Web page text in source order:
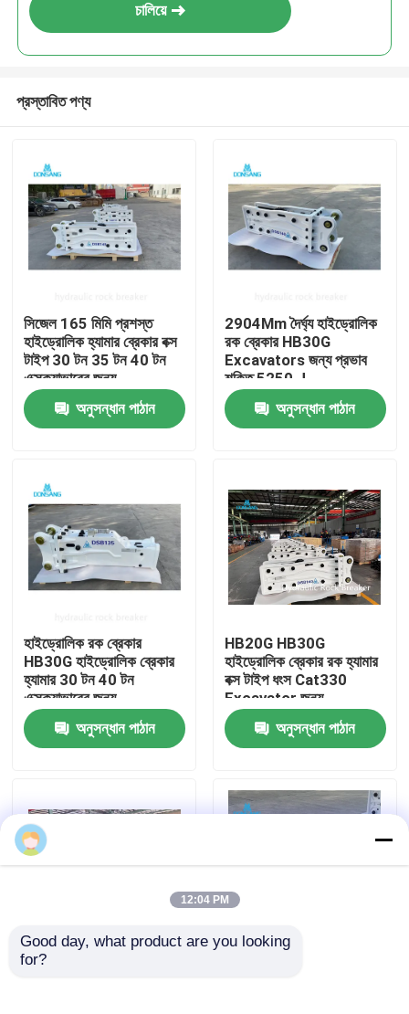
বাড়ি
পণ্য
আমাদের সম্পর্কে
কারখানা ভ্রমণ
যোগাযোগ করুন
হাইড্রোলিক রক ব্রেকার
চালিয়ে
প্রস্তাবিত পণ্য
সিজেল 165 মিমি প্রশস্ত
হাইড্রোলিক হ্যামার ব্রেকার বক্স
টাইপ 30 টন 35 টন 40 টন
এক্সক্যাভারের জন্য
অনুসন্ধান পাঠান
2904Mm দৈর্ঘ্য হাইড্রোলিক
রক ব্রেকার HB30G
Excavators জন্য প্রভাব
শক্তি 5250 J
অনুসন্ধান পাঠান
হাইড্রোলিক রক ব্রেকার
HB30G হাইড্রোলিক ব্রেকার
হ্যামার 30 টন 40 টন
এক্সক্যাভারের জন্য
অনুসন্ধান পাঠান
HB20G HB30G
হাইড্রোলিক ব্রেকার রক হ্যামার
বক্স টাইপ ধংস Cat330
Excavator জন্য
অনুসন্ধান পাঠান
সিজেল 165 মিমি প্রশস্ত
12:04 PM
Good day, what product are you looking
for?